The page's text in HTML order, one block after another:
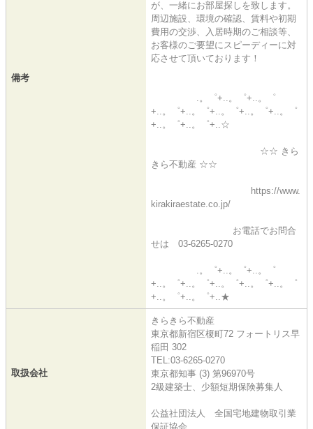
備考
が、一緒にお部屋探しを致します。
周辺施設、環境の確認、賃料や初期
費用の交渉、入居時期のご相談等、
お客様のご要望にスピーディーに対
応させて頂いております！
.。゜+..。゜+..。゜
+..。゜+..。゜+..。゜+..。゜+..。゜
+..。゜+..。゜+..☆
☆☆ きら
きら不動産 ☆☆
https://www.
kirakiraestate.co.jp/
お電話でお問合
せは 03-6265-0270
.。゜+..。゜+..。゜
+..。゜+..。゜+..。゜+..。゜+..。゜
+..。゜+..。゜+..★
取扱会社
きらきら不動産
東京都新宿区榎町72 フォートリス早
稲田 302
TEL:03-6265-0270
東京都知事 (3) 第96970号
2級建築士、少額短期保険募集人
公益社団法人 全国宅地建物取引業
保証協会